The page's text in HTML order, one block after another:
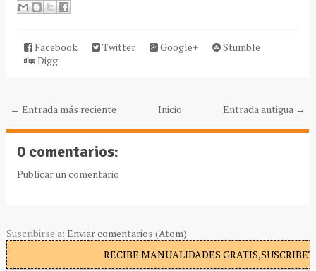
Facebook Twitter Google+
Stumble
Digg
← Entrada más reciente Entrada antigua →
Inicio
0 comentarios:
Publicar un comentario
Suscribirse a: Enviar comentarios (Atom)
RECIBE MANUALIDADES